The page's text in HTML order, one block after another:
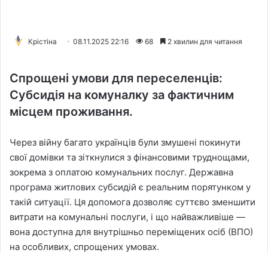
Крістіна 08.11.2025 22:16 68 2 хвилин для читання
Спрощені умови для переселенців:
Субсидія на комуналку за фактичним
місцем проживання.
Через війну багато українців були змушені покинути
свої домівки та зіткнулися з фінансовими труднощами,
зокрема з оплатою комунальних послуг. Державна
програма житлових субсидій є реальним порятунком у
такій ситуації. Ця допомога дозволяє суттєво зменшити
витрати на комунальні послуги, і що найважливіше —
вона доступна для внутрішньо переміщених осіб (ВПО)
на особливих, спрощених умовах.